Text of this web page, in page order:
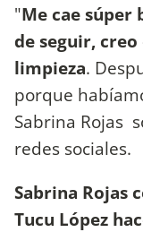
"Me cae súper
de seguir,
limpieza.
porque
Sabrina Rojas
redes sociales.
Sabrina Rojas
Tucu López